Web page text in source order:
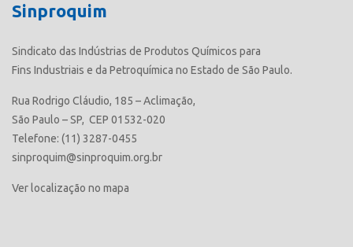
Sinproquim
Sindicato das Indústrias de Produtos Químicos para
Fins Industriais e da Petroquímica no Estado de São Paulo.
Rua Rodrigo Cláudio, 185 – Aclimação,
São Paulo – SP, CEP 01532-020
Telefone: (11) 3287-0455
sinproquim@sinproquim.org.br
Ver localização no mapa